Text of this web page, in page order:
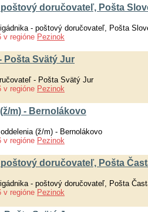
doručovateľ, Pošta
- poštový doručovateľ, Pošta
v regióne Pezinok
Pošta Svätý Jur
- Pošta Svätý Jur
v regióne Pezinok
m) - Bernolákovo
(ž/m) - Bernolákovo
v regióne Pezinok
doručovateľ, Pošta
- poštový doručovateľ, Pošta
v regióne Pezinok